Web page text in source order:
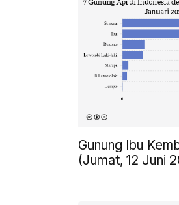
Gunung Ibu
(Jumat, 12 Juni